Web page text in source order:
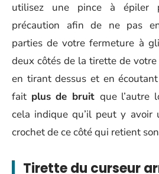
utilisez une pince à épiler
précaution afin de ne pas
parties de votre fermeture à
deux côtés de la tirette de
en tirant dessus et en
fait plus de bruit que l’autre
cela indique qu’il peut y avoir
crochet de ce côté qui retient
Tirette du curseur